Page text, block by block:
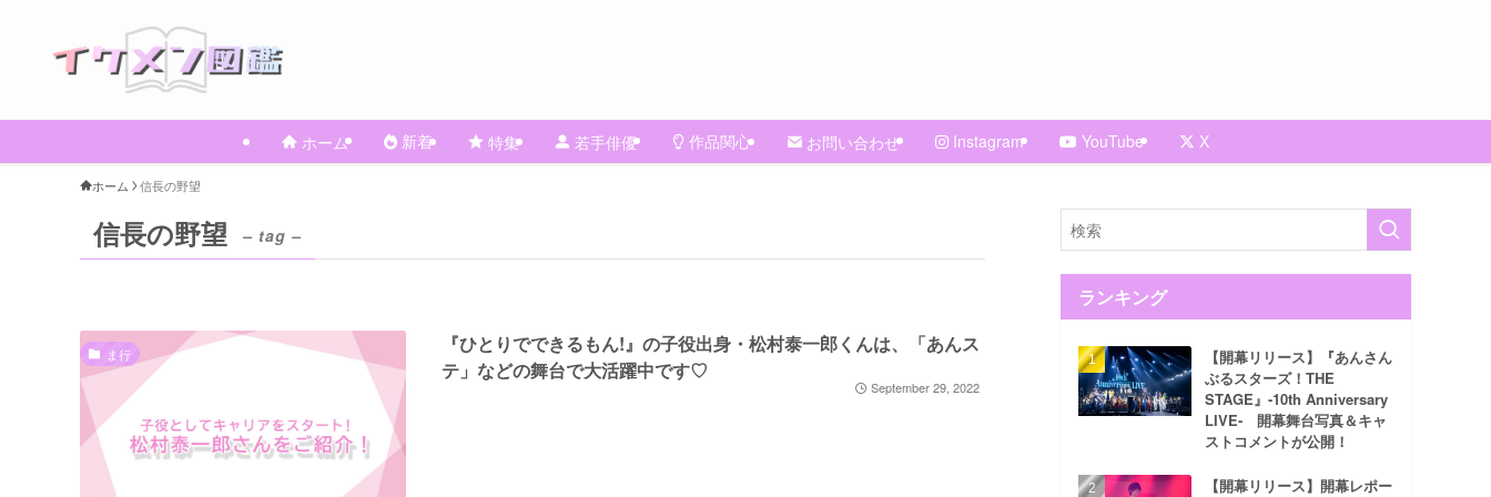
ホーム 新着 特集 若手俳優 作品関心 お問い合わせ Instagram YouTube X
ホーム 信長の野望
信長の野望 – tag –
ま行
『ひとりでできるもん!』の子役出身・松村泰一郎くんは、「あんス
テ」などの舞台で大活躍中です♡
September 29, 2022
ランキング
【開幕リリース】『あんさん
ぶるスターズ！THE
STAGE』-10th Anniversary
LIVE- 開幕舞台写真＆キャ
ストコメントが公開！
【開幕リリース】開幕レポー